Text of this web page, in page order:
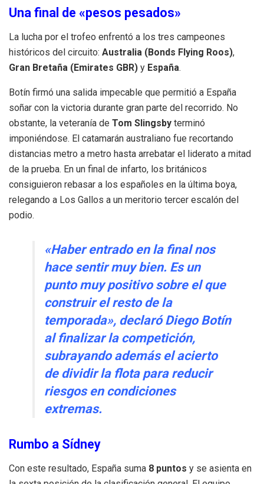
Una final de «pesos pesados»
La lucha por el trofeo enfrentó a los tres campeones
históricos del circuito: Australia (Bonds Flying Roos),
Gran Bretaña (Emirates GBR) y España.
Botín firmó una salida impecable que permitió a España
soñar con la victoria durante gran parte del recorrido. No
obstante, la veteranía de Tom Slingsby terminó
imponiéndose. El catamarán australiano fue recortando
distancias metro a metro hasta arrebatar el liderato a mitad
de la prueba. En un final de infarto, los británicos
consiguieron rebasar a los españoles en la última boya,
relegando a Los Gallos a un meritorio tercer escalón del
podio.
«Haber entrado en la final nos
hace sentir muy bien. Es un
punto muy positivo sobre el que
construir el resto de la
temporada», declaró Diego Botín
al finalizar la competición,
subrayando además el acierto
de dividir la flota para reducir
riesgos en condiciones
extremas.
Rumbo a Sídney
Con este resultado, España suma 8 puntos y se asienta en